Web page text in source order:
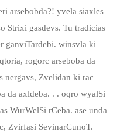
arsebobda?! yvela siaxles
Strixi gasdevs. Tu tradicias
ganviTardebi. winsvla ki
rogorc arseboba da
nergavs, Zvelidan ki rac
da axldeba. . . oqro wyalSi
WurWelSi rCeba. ase unda
Zvirfasi SevinarCunoT.